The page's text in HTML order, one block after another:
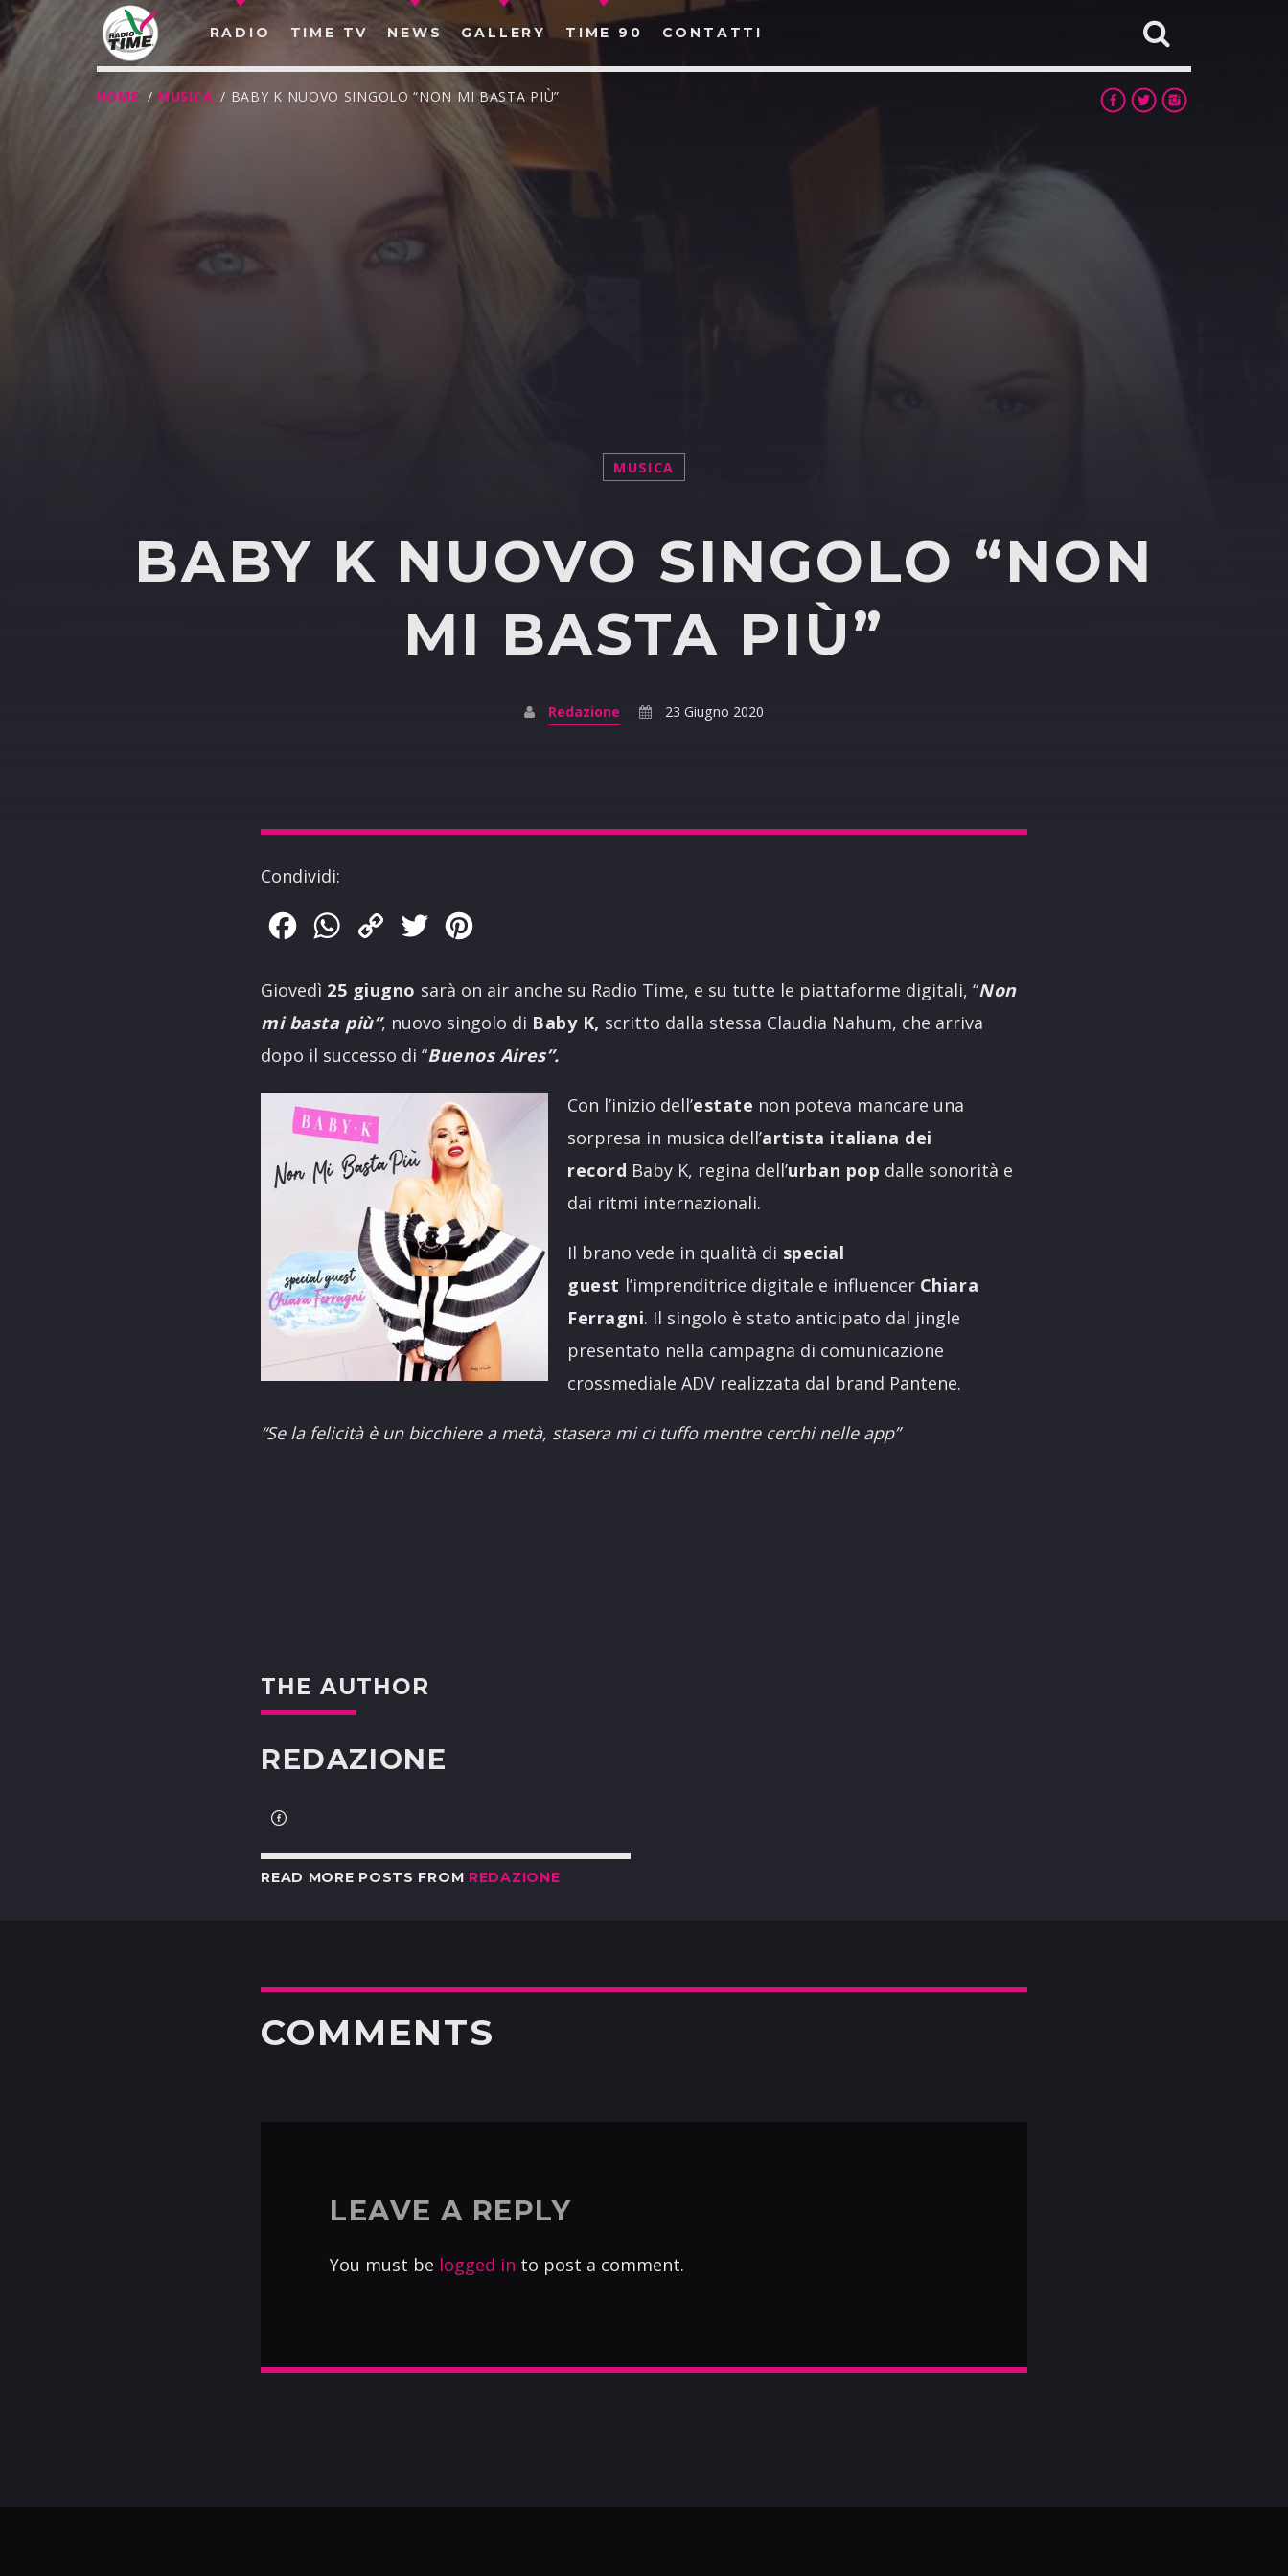
RADIO TIME TV NEWS GALLERY TIME 90 CONTATTI
CERCA NEL SITO WEB:
HOME / MUSICA / BABY K NUOVO SINGOLO “NON MI BASTA PIÙ”
MUSICA
BABY K NUOVO SINGOLO “NON
MI BASTA PIÙ”
Redazione 23 Giugno 2020
Condividi:
FacebookWhatsApp
Copy
Twitter
Giovedì 25 giugno sarà on air anche su Radio Time, e su tutte le piattaforme digitali, “Non
mi basta più”, nuovo singolo di Baby K, scritto dalla stessa Claudia Nahum, che arriva
dopo il successo di “Buenos Aires”.
Con l’inizio dell’estate non poteva mancare una
sorpresa in musica dell’artista italiana dei
record Baby K, regina dell’urban pop dalle sonorità e
dai ritmi internazionali.
Il brano vede in qualità di special
guest l’imprenditrice digitale e influencer Chiara
Ferragni. Il singolo è stato anticipato dal jingle
presentato nella campagna di comunicazione
crossmediale ADV realizzata dal brand Pantene.
“Se la felicità è un bicchiere a metà, stasera mi ci tuffo mentre cerchi nelle app”
THE AUTHOR
REDAZIONE
READ MORE POSTS FROM REDAZIONE
COMMENTS
LEAVE A REPLY
You must be logged in to post a comment.